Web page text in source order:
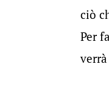
ciò
Per